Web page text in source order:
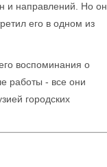
и направлений. Но он
его в одном из
воспоминания о
работы - все они
городских